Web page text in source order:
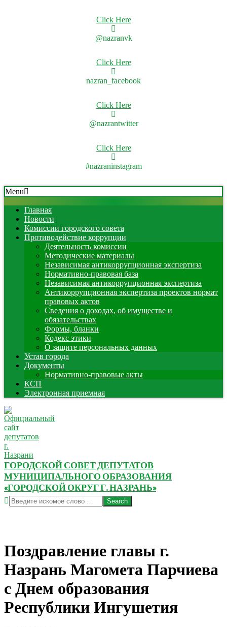
Click Here
@nazranvk
Click Here
nazran_facebook
Click Here
@nazrantwitter
Click Here
#nazraninstagram
Skip
to
content
Secondary
Navigation
Menu
Menu
Главная
Новости
Комиссии городского совета
Противодействие коррупции
Деятельность комиссии
Методические материалы
Независимая антикоррупционная экспертиза
Нормативно-правовая база
Независимая антикоррупционная экспертиза
Антикоррупционная экспертиза проектов нормат
правовых актов
Сведения о доходах, об имуществе и
обязательствах
Формы, бланки
Кодекс этики
О защите персональных данных
Устав города
Документы
Нормативно-правовые акты
КСП
Электронная приемная
ГОРОДСКОЙ СОВЕТ ДЕПУТАТОВ
МУНИЦИПАЛЬНОГО ОБРАЗОВАНИЯ
«ГОРОДСКОЙ ОКРУГ Г. НАЗРАНЬ»
Search
Поздравление главы г.
Назрань Магомета Парчиева
с Днем образования
Республики Ингушетия